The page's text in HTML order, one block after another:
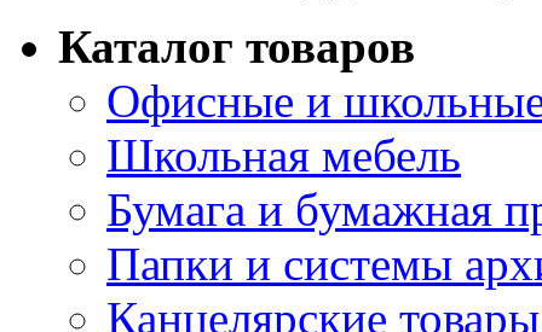
Каталог товаров
Офисные и
Школьная мебель
Бумага и бумажная
Папки и системы
Канцелярские товары